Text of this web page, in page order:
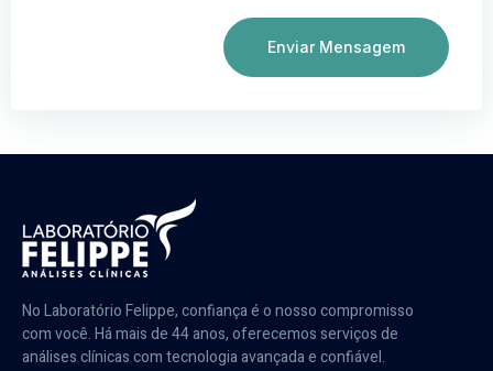
Enviar Mensagem
No Laboratório Felippe, confiança é o nosso compromisso
com você. Há mais de 44 anos, oferecemos serviços de
análises clínicas com tecnologia avançada e confiável.